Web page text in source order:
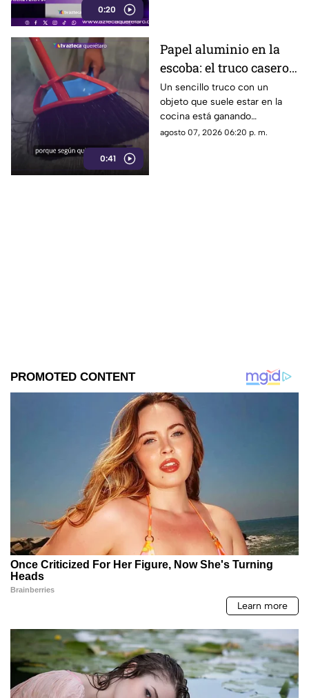
0:20
0:41
Papel aluminio en la
escoba: el truco casero
que se volvió viral
Un sencillo truco con un
objeto que suele estar en la
cocina está ganando
popularidad entre quienes
agosto 07, 2026 06:20 p. m.